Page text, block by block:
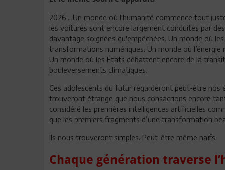
2026... Un monde où l'humanité commence tout
les voitures sont encore largement conduites par
davantage soignées qu'empêchées. Un monde où
transformations numériques. Un monde où
Un monde où les États débattent encore de la
bouleversements climatiques.
Ces adolescents du futur regarderont peut-être nos
trouveront étrange que nous consacrions encore
considéré les premières intelligences artificielles
que les premiers fragments d’une transformation
Ils nous trouveront simples. Peut-être même naïfs.
Chaque génération traverse